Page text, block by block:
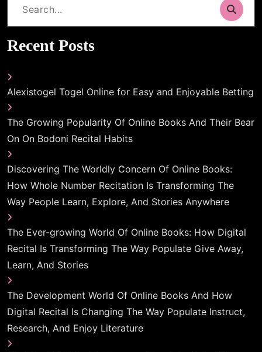
Search
Recent Posts
Alexistogel Togel Online for Easy and Enjoyable Betting
The Growing Popularity Of Online Books And Their Bear
On On Bodoni Recital Habits
Discovering The Worldly Concern Of Online Books:
How Whole Number Recitation Is Transforming The
Way People Learn, Explore, And Stories Anywhere
The Ever-growing World Of Online Books: How Digital
Recital Is Transforming The Way Populate Give Away,
Learn, And Stories
The Development World Of Online Books And How
Digital Recital Is Changing The Way Populate Instruct,
Research, And Enjoy Literature